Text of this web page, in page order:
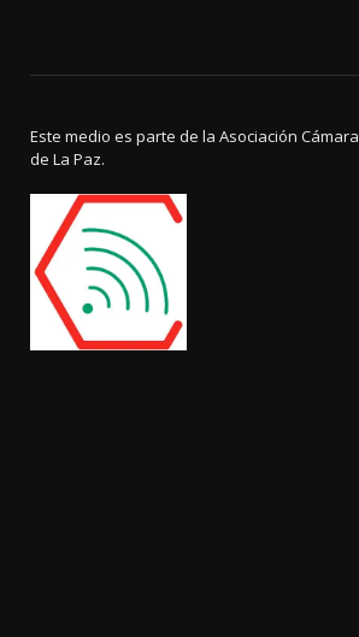
Este medio es parte de la Asociación
de La Paz.